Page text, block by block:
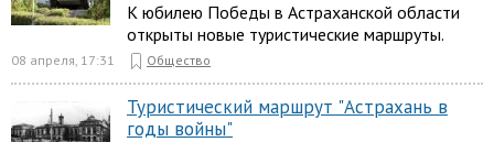
К юбилею Победы в Астраханской области
открыты новые туристические маршруты.
08 апреля, 17:31 Общество
Туристический маршрут "Астрахань в
годы войны"